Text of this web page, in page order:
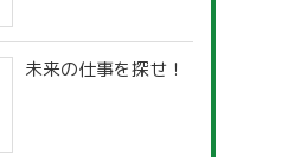
未来の仕事を探せ！